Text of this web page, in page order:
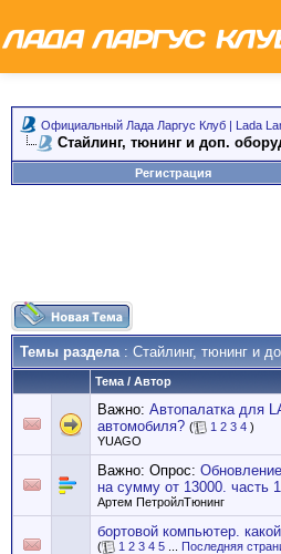
Официальный Лада Ларгус Клуб | Lada
Стайлинг, тюнинг и доп.
Регистрация
Темы раздела: Стайлинг, тюнинг и
Тема / Автор
Важно: Автопалатка для
автомобиля? ( 1 2 3 4 )
YUAGO
Важно: Опрос:
на сумму от 13000. часть 1
Артем ПетройлТюнинг
бортовой компьютер.
( 1 2 3 4 5 Последняя